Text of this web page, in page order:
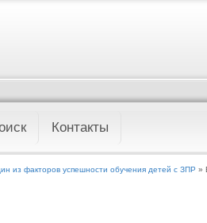
Контакты
из факторов успешности обучения детей с ЗПР »